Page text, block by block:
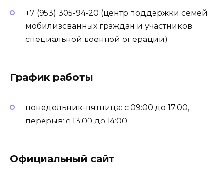
+7 (953) 305-94-20 (центр поддержки семей
мобилизованных граждан и участников
специальной военной операции)
График работы
понедельник-пятница: с 09:00 до 17:00,
перерыв: с 13:00 до 14:00
Официальный сайт